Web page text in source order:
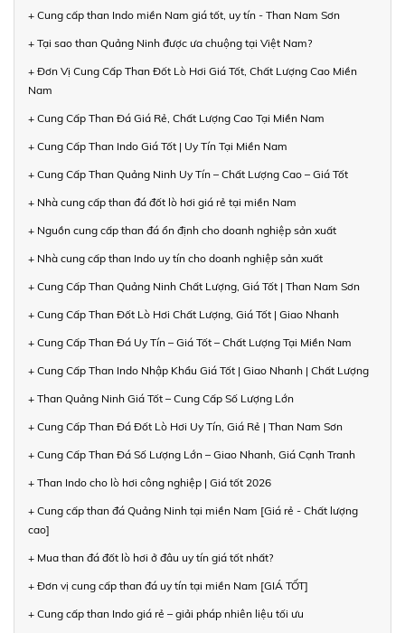
+ Cung cấp than Indo miền Nam giá tốt, uy tín - Than Nam Sơn
+ Tại sao than Quảng Ninh được ưa chuộng tại Việt Nam?
+ Đơn Vị Cung Cấp Than Đốt Lò Hơi Giá Tốt, Chất Lượng Cao Miền
Nam
+ Cung Cấp Than Đá Giá Rẻ, Chất Lượng Cao Tại Miền Nam
+ Cung Cấp Than Indo Giá Tốt | Uy Tín Tại Miền Nam
+ Cung Cấp Than Quảng Ninh Uy Tín – Chất Lượng Cao – Giá Tốt
+ Nhà cung cấp than đá đốt lò hơi giá rẻ tại miền Nam
+ Nguồn cung cấp than đá ổn định cho doanh nghiệp sản xuất
+ Nhà cung cấp than Indo uy tín cho doanh nghiệp sản xuất
+ Cung Cấp Than Quảng Ninh Chất Lượng, Giá Tốt | Than Nam Sơn
+ Cung Cấp Than Đốt Lò Hơi Chất Lượng, Giá Tốt | Giao Nhanh
+ Cung Cấp Than Đá Uy Tín – Giá Tốt – Chất Lượng Tại Miền Nam
+ Cung Cấp Than Indo Nhập Khẩu Giá Tốt | Giao Nhanh | Chất Lượng
+ Than Quảng Ninh Giá Tốt – Cung Cấp Số Lượng Lớn
+ Cung Cấp Than Đá Đốt Lò Hơi Uy Tín, Giá Rẻ | Than Nam Sơn
+ Cung Cấp Than Đá Số Lượng Lớn – Giao Nhanh, Giá Cạnh Tranh
+ Than Indo cho lò hơi công nghiệp | Giá tốt 2026
+ Cung cấp than đá Quảng Ninh tại miền Nam [Giá rẻ - Chất lượng
cao]
+ Mua than đá đốt lò hơi ở đâu uy tín giá tốt nhất?
+ Đơn vị cung cấp than đá uy tín tại miền Nam [GIÁ TỐT]
+ Cung cấp than Indo giá rẻ – giải pháp nhiên liệu tối ưu